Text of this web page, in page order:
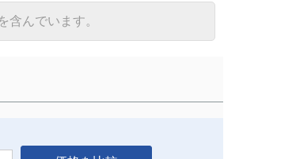
含んでいます。